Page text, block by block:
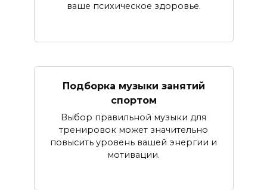
ваше психическое здоровье.
Подборка музыки занятий
спортом
Выбор правильной музыки для
тренировок может значительно
повысить уровень вашей энергии и
мотивации.